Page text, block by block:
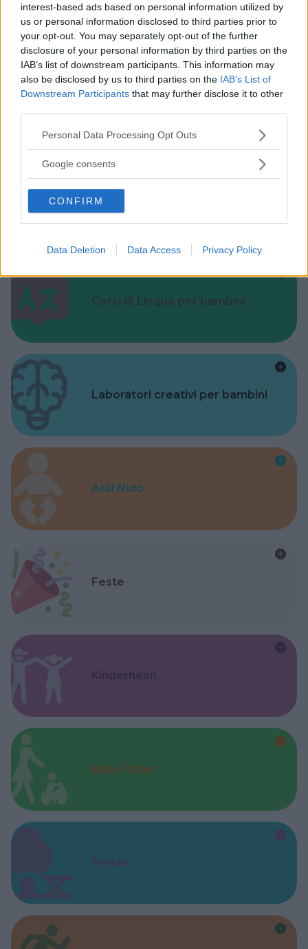
interest-based ads based on personal information utilized by
us or personal information disclosed to third parties prior to
your opt-out. You may separately opt-out of the further
disclosure of your personal information by third parties on the
IAB’s list of downstream participants. This information may
also be disclosed by us to third parties on the IAB’s List of
Downstream Participants that may further disclose it to other
Please note that this website/app uses one or more Google
not limited to your visit or usage behaviour. You may click to
use your data for below specified purposes in below Google
consent section.
Personal Data Processing Opt Outs
Google consents
CONFIRM
Data Deletion Data Access Privacy Policy
Cerca altre strutture
Alberghi
Valigie per il Parto
Corsi di Lingua per bambini
Laboratori creativi per bambini
Asili Nido
Feste
Kinderheim
Baby Sitter
Parchi